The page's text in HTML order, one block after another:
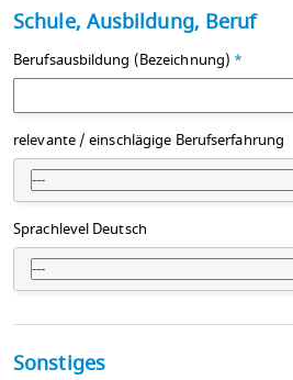
Schule, Ausbildung, Beruf
Berufsausbildung (Bezeichnung) *
relevante / einschlägige Berufserfahrung
---
Sprachlevel Deutsch
---
Sonstiges